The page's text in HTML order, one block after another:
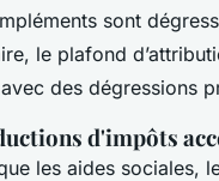
sont
le plafond
des dégressions
d'impôts
les aides sociales,